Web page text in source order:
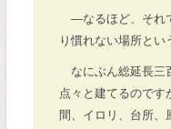
―なるほど、それ
り慣れない場所と
なにぶん総延長三
点々と建てるのです
間、イロリ、台所、